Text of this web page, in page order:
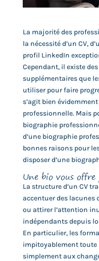
La majorité des
la nécessité d’un CV,
profil LinkedIn
Cependant, il existe
supplémentaires que
utiliser pour faire
s’agit bien
professionnelle. Mais
biographie
d’une biographie
bonnes raisons pour
disposer d’une
Une bio vous
La structure d’un CV
accentuer des lacunes
ou attirer l’attention
indépendants depuis
En particulier, les
impitoyablement toute
simplement aux